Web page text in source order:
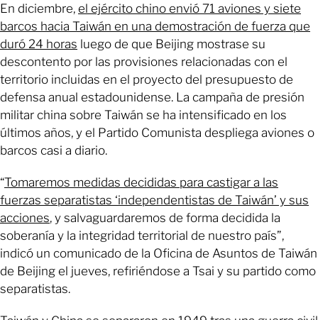
En diciembre, el ejército chino envió 71 aviones y siete
barcos hacia Taiwán en una demostración de fuerza que
duró 24 horas luego de que Beijing mostrase su
descontento por las provisiones relacionadas con el
territorio incluidas en el proyecto del presupuesto de
defensa anual estadounidense. La campaña de presión
militar china sobre Taiwán se ha intensificado en los
últimos años, y el Partido Comunista despliega aviones o
barcos casi a diario.
“Tomaremos medidas decididas para castigar a las
fuerzas separatistas ‘independentistas de Taiwán’ y sus
acciones, y salvaguardaremos de forma decidida la
soberanía y la integridad territorial de nuestro país”,
indicó un comunicado de la Oficina de Asuntos de Taiwán
de Beijing el jueves, refiriéndose a Tsai y su partido como
separatistas.